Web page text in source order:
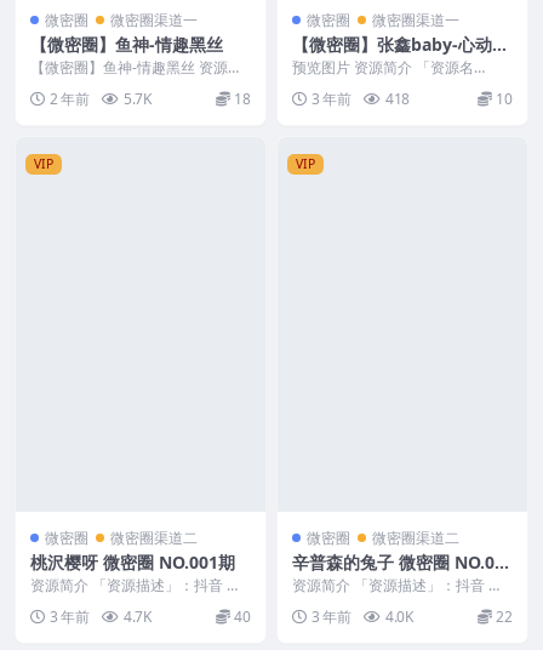
微密圈 微密圈渠道一
【微密圈】鱼神-情趣黑丝
【微密圈】鱼神-情趣黑丝 资源简
介 「资源名称」：【微密圈】鱼
神-情趣黑丝 [1...
2 年前 5.7K 18
微密圈 微密圈渠道一
【微密圈】张鑫baby-心动学
姐[14P-80MB]
预览图片 资源简介 「资源名
称」：【微密圈】张鑫baby-心动
学姐[14P-80...
3 年前 418 10
VIP
微密圈 微密圈渠道二
桃沢樱呀 微密圈 NO.001期
资源简介 「资源描述」：抖音 桃
沢樱呀 微密圈 NO.001期 【62P】
「资...3 年前 4.7K 40
VIP
微密圈 微密圈渠道二
辛普森的兔子 微密圈 NO.01
0期 最新至：2023.5.31
资源简介 「资源描述」：抖音 辛
普森的兔子 微密圈 NO.010期 【3
P2V】...
3 年前 4.0K 22